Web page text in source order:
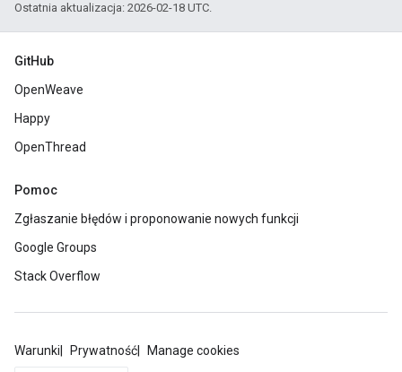
Ostatnia aktualizacja: 2026-02-18 UTC.
GitHub
OpenWeave
Happy
OpenThread
Pomoc
Zgłaszanie błędów i proponowanie nowych funkcji
Google Groups
Stack Overflow
Warunki Prywatność Manage cookies